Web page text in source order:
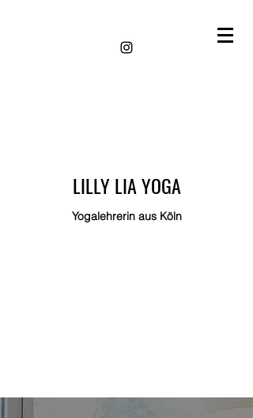
LILLY LIA YOGA
Yogalehrerin aus Köln